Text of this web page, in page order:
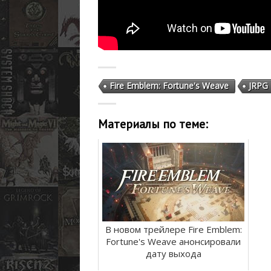
Fire Emblem: Fortune's Weave JRPG
Материалы по теме:
В новом трейлере Fire Emblem:
Fortune's Weave анонсировали
дату выхода